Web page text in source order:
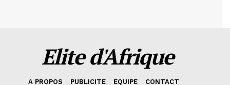
Elite d'Afrique
A PROPOS PUBLICITE EQUIPE
CONTACT